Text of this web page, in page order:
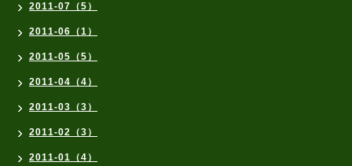
2011-07（5）
2011-06（1）
2011-05（5）
2011-04（4）
2011-03（3）
2011-02（3）
2011-01（4）